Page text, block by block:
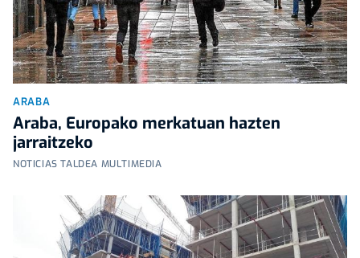
ARABA
Araba, Europako merkatuan hazten
jarraitzeko
NOTICIAS TALDEA MULTIMEDIA